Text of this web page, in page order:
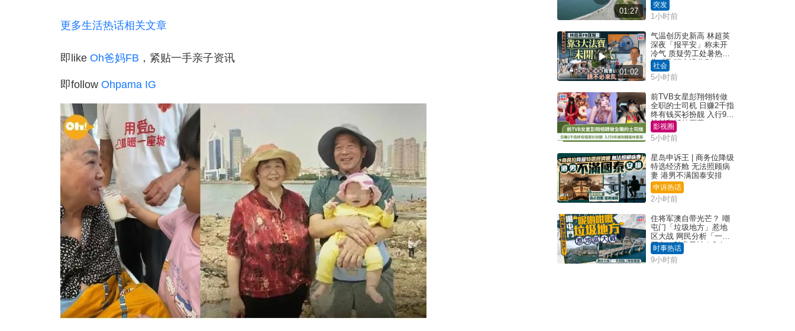
更多生活热话相关文章
即like Oh爸妈FB ，紧贴一手亲子资讯
即follow Ohpama IG
01:27
突发
1小时前
01:02
气温创历史新高 林超英
深夜「报平安」称未开
冷气 质疑劳工处暑热警
告「取消也没分别」
社会
5小时前
前TVB女星彭翔翎转做
全职的士司机 日赚2千指
终有钱买衫扮靓 入行9年
被封翻版林夏薇
影视圈
5小时前
星岛申诉王 | 商务位降级
特选经济舱 无法照顾病
妻 港男不满国泰安排
申诉热话
2小时前
住将军澳自带光芒？ 嘲
屯门「垃圾地方」惹地
区大战 网民分析「一共
同点」秒息风波｜Juicy
叮
时事热话
9小时前